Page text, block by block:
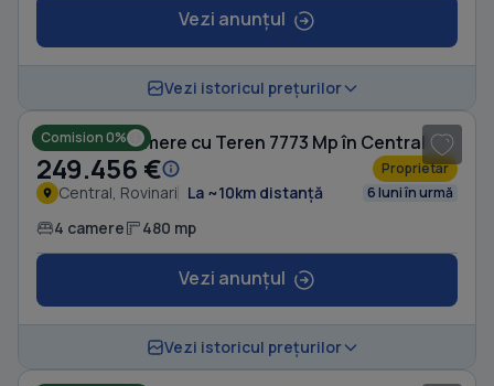
Vezi anunțul
Vezi istoricul prețurilor
Comision 0%
Casă cu 4 camere cu Teren 7773 Mp în Central
249.456 € Proprietar
Central, Rovinari La ~10km distanță 6 luni în urmă
4 camere 480 mp
Vezi anunțul
Vezi istoricul prețurilor